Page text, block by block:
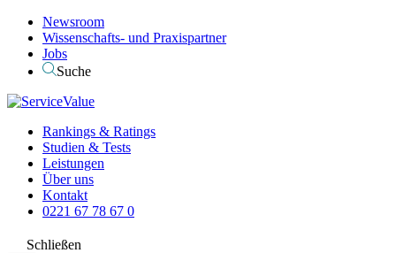
Newsroom
Wissenschafts- und Praxispartner
Jobs
Suche
Rankings & Ratings
Studien & Tests
Leistungen
Über uns
Kontakt
0221 67 78 67 0
Schließen